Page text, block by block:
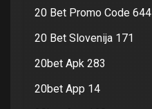
20 Bet Promo Code 644
20 Bet Slovenija 171
20bet Apk 283
20bet App 14